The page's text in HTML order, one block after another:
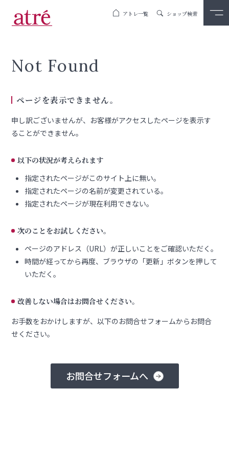
アトレ一覧 ショップ検索
Not Found
ページを表示できません。
申し訳ございませんが、お客様がアクセスしたページを表示す
ることができません。
以下の状況が考えられます
指定されたページがこのサイト上に無い。
指定されたページの名前が変更されている。
指定されたページが現在利用できない。
次のことをお試しください。
ページのアドレス（URL）が正しいことをご確認いただく。
時間が経ってから再度、ブラウザの「更新」ボタンを押して
いただく。
改善しない場合はお問合せください。
お手数をおかけしますが、以下のお問合せフォームからお問合
せください。
お問合せフォームへ